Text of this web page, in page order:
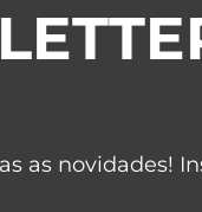
as novidades!